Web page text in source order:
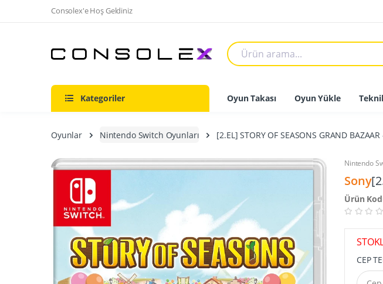
Consolex'e Hoş Geldiniz
Kategoriler Oyun Takası Oyun Yükle
Oyunlar Nintendo Switch Oyunları [2.EL] STORY OF SEASONS GRAND
Nintendo
Sony
Ürün
CEP